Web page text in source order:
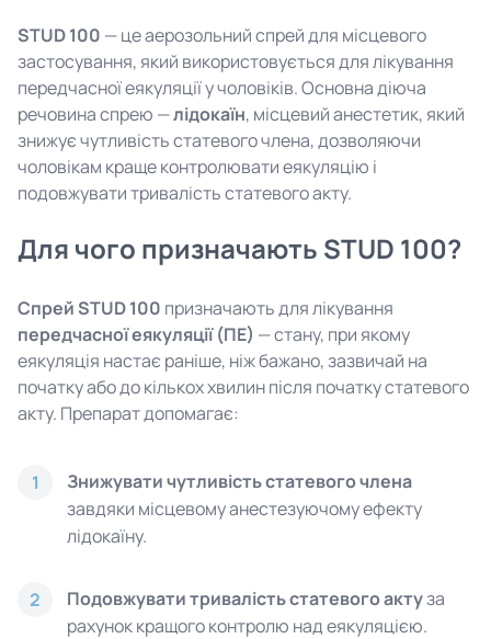
STUD 100 — це аерозольний спрей для місцевого
застосування, який використовується для лікування
передчасної еякуляції у чоловіків. Основна діюча
речовина спрею —лідокаїн, місцевий анестетик, який
знижує чутливість статевого члена, дозволяючи
чоловікам краще контролювати еякуляцію і
подовжувати тривалість статевого акту.
Для чого призначають STUD 100?
Спрей STUD 100 призначають для лікування
передчасної еякуляції (ПЕ) — стану, при якому
еякуляція настає раніше, ніж бажано, зазвичай на
початку або до кількох хвилин після початку статевого
акту. Препарат допомагає:
1
Знижувати чутливість статевого члена
завдяки місцевому анестезуючому ефекту
лідокаїну.
2 Подовжувати тривалість статевого актуза
рахунок кращого контролю над еякуляцією.